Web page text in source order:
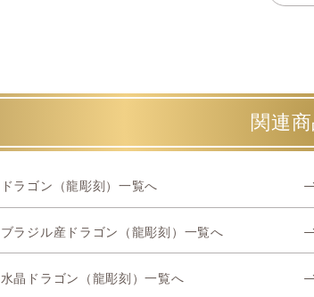
関連
ドラゴン（龍彫刻）一覧へ
ブラジル産ドラゴン（龍彫刻）一覧へ
水晶ドラゴン（龍彫刻）一覧へ